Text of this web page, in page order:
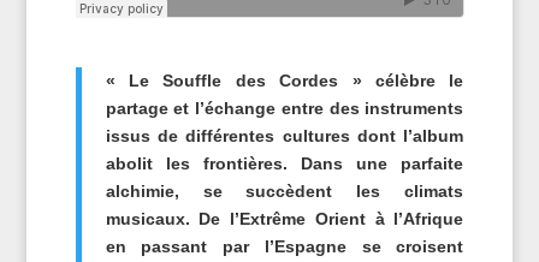
« Le Souffle des Cordes » célèbre le
partage et l’échange entre des instruments
issus de différentes cultures dont l’album
abolit les frontières. Dans une parfaite
alchimie, se succèdent les climats
musicaux. De l’Extrême Orient à l’Afrique
en passant par l’Espagne se croisent